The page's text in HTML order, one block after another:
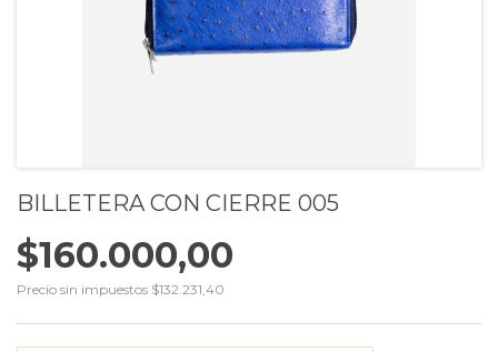
BILLETERA CON CIERRE 005
$160.000,00
Precio sin impuestos $132.231,40